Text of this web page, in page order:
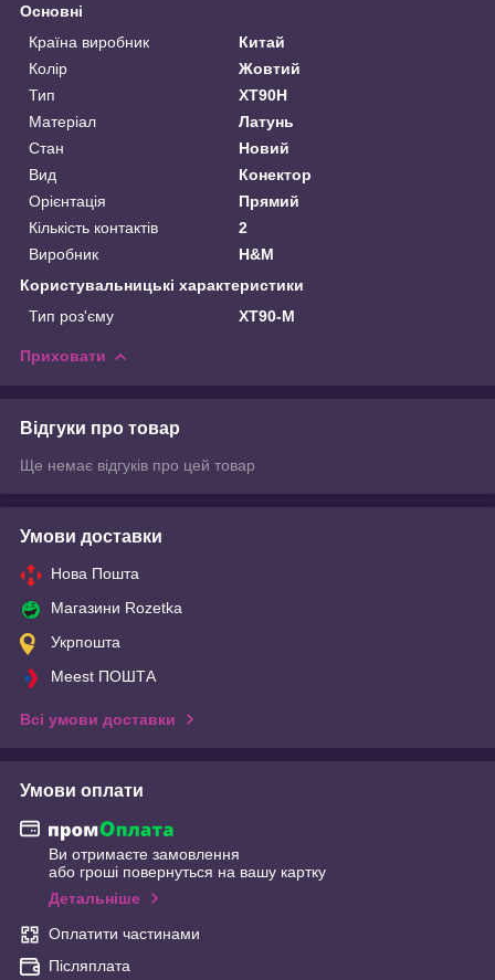
Основні
Країна виробник
Китай
Колір
Жовтий
Тип
XT90H
Матеріал
Латунь
Стан
Новий
Вид
Конектор
Орієнтація
Прямий
Кількість контактів
2
Виробник
H&M
Користувальницькі характеристики
Тип роз'єму
XT90-M
Приховати
Відгуки про товар
Ще немає відгуків про цей товар
Умови доставки
Нова Пошта
Магазини Rozetka
Укрпошта
Meest ПОШТА
Всі умови доставки
Умови оплати
Ви отримаєте замовлення
або гроші повернуться на вашу картку
Детальніше
Оплатити частинами
Післяплата